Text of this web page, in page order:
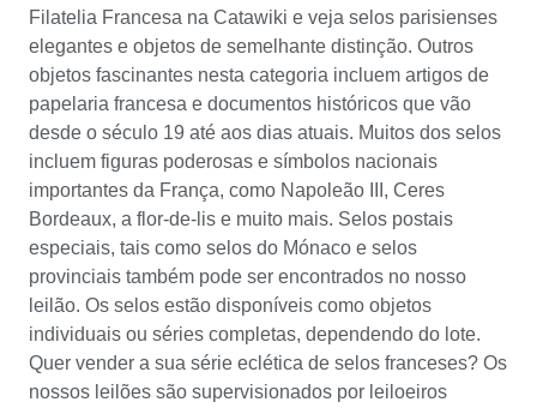
Filatelia Francesa na Catawiki e veja selos parisienses
elegantes e objetos de semelhante distinção. Outros
objetos fascinantes nesta categoria incluem artigos de
papelaria francesa e documentos históricos que vão
desde o século 19 até aos dias atuais. Muitos dos selos
incluem figuras poderosas e símbolos nacionais
importantes da França, como Napoleão III, Ceres
Bordeaux, a flor-de-lis e muito mais. Selos postais
especiais, tais como selos do Mónaco e selos
provinciais também pode ser encontrados no nosso
leilão. Os selos estão disponíveis como objetos
individuais ou séries completas, dependendo do lote.
Quer vender a sua série eclética de selos franceses? Os
nossos leilões são supervisionados por leiloeiros